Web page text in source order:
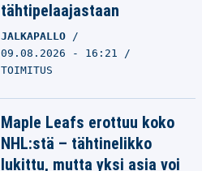
tähtipelaajastaan
JALKAPALLO
09.08.2026 - 16:21
TOIMITUS
Maple Leafs erottuu koko
NHL:stä – tähtinelikko
lukittu, mutta yksi asia voi